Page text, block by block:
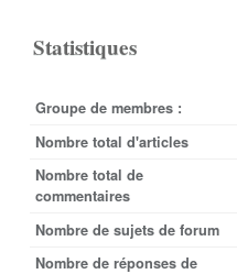
Statistiques
Groupe de membres :
Nombre total d'articles
Nombre total de
commentaires
Nombre de sujets de forum
Nombre de réponses de